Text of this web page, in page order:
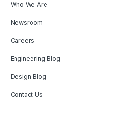
Who We Are
Newsroom
Careers
Engineering Blog
Design Blog
Contact Us